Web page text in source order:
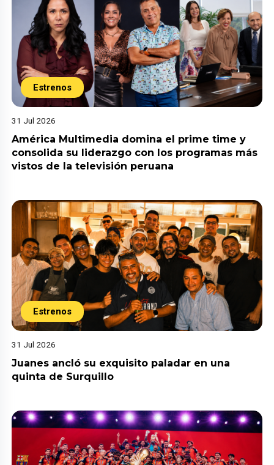
Estrenos
31 Jul 2026
América Multimedia domina el prime time y
consolida su liderazgo con los programas más
vistos de la televisión peruana
Estrenos
31 Jul 2026
Juanes ancló su exquisito paladar en una
quinta de Surquillo